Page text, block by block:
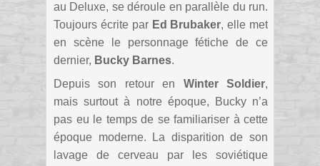
au Deluxe, se déroule en parallèle du run.
Toujours écrite par Ed Brubaker, elle met
en scène le personnage fétiche de ce
dernier, Bucky Barnes.
Depuis son retour en Winter Soldier,
mais surtout à notre époque, Bucky n’a
pas eu le temps de se familiariser à cette
époque moderne. La disparition de son
lavage de cerveau par les soviétique